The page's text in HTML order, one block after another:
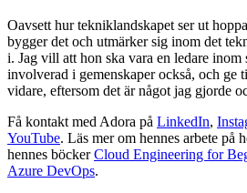
Oavsett hur tekniklandskapet ser ut
bygger det och utmärker sig inom det
i. Jag vill att hon ska vara en ledare inom
involverad i gemenskaper också, och ge
vidare, eftersom det är något jag gjorde
Få kontakt med Adora på LinkedIn,
YouTube. Läs mer om hennes arbete på
hennes böckerCloud Engineering for
Azure DevOps.